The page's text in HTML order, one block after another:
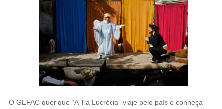
O GEFAC quer que “A Tia Lucrécia” viaje pelo país e conheça